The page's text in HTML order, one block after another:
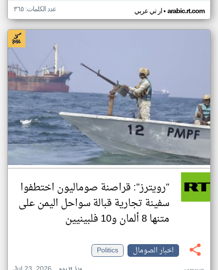
ار تي عربي• arabic.rt.com عدد الكلمات: ٣٦٥
"رويترز": قراصنة صوماليون اختطفوا
سفينة تجارية قبالة سواحل اليمن على
متنها 8 ألمان و10 فلبينيين
اخبار الصومال
Politics